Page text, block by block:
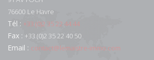
76600 Le Havre
Tél : +33 (0)2 35 22 44 44
Fax : +33 (0)2 35 22 40 50
Email : contact@lemaistre-immo.com